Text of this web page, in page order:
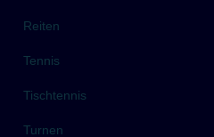
Reiten
Tennis
Tischtennis
Turnen